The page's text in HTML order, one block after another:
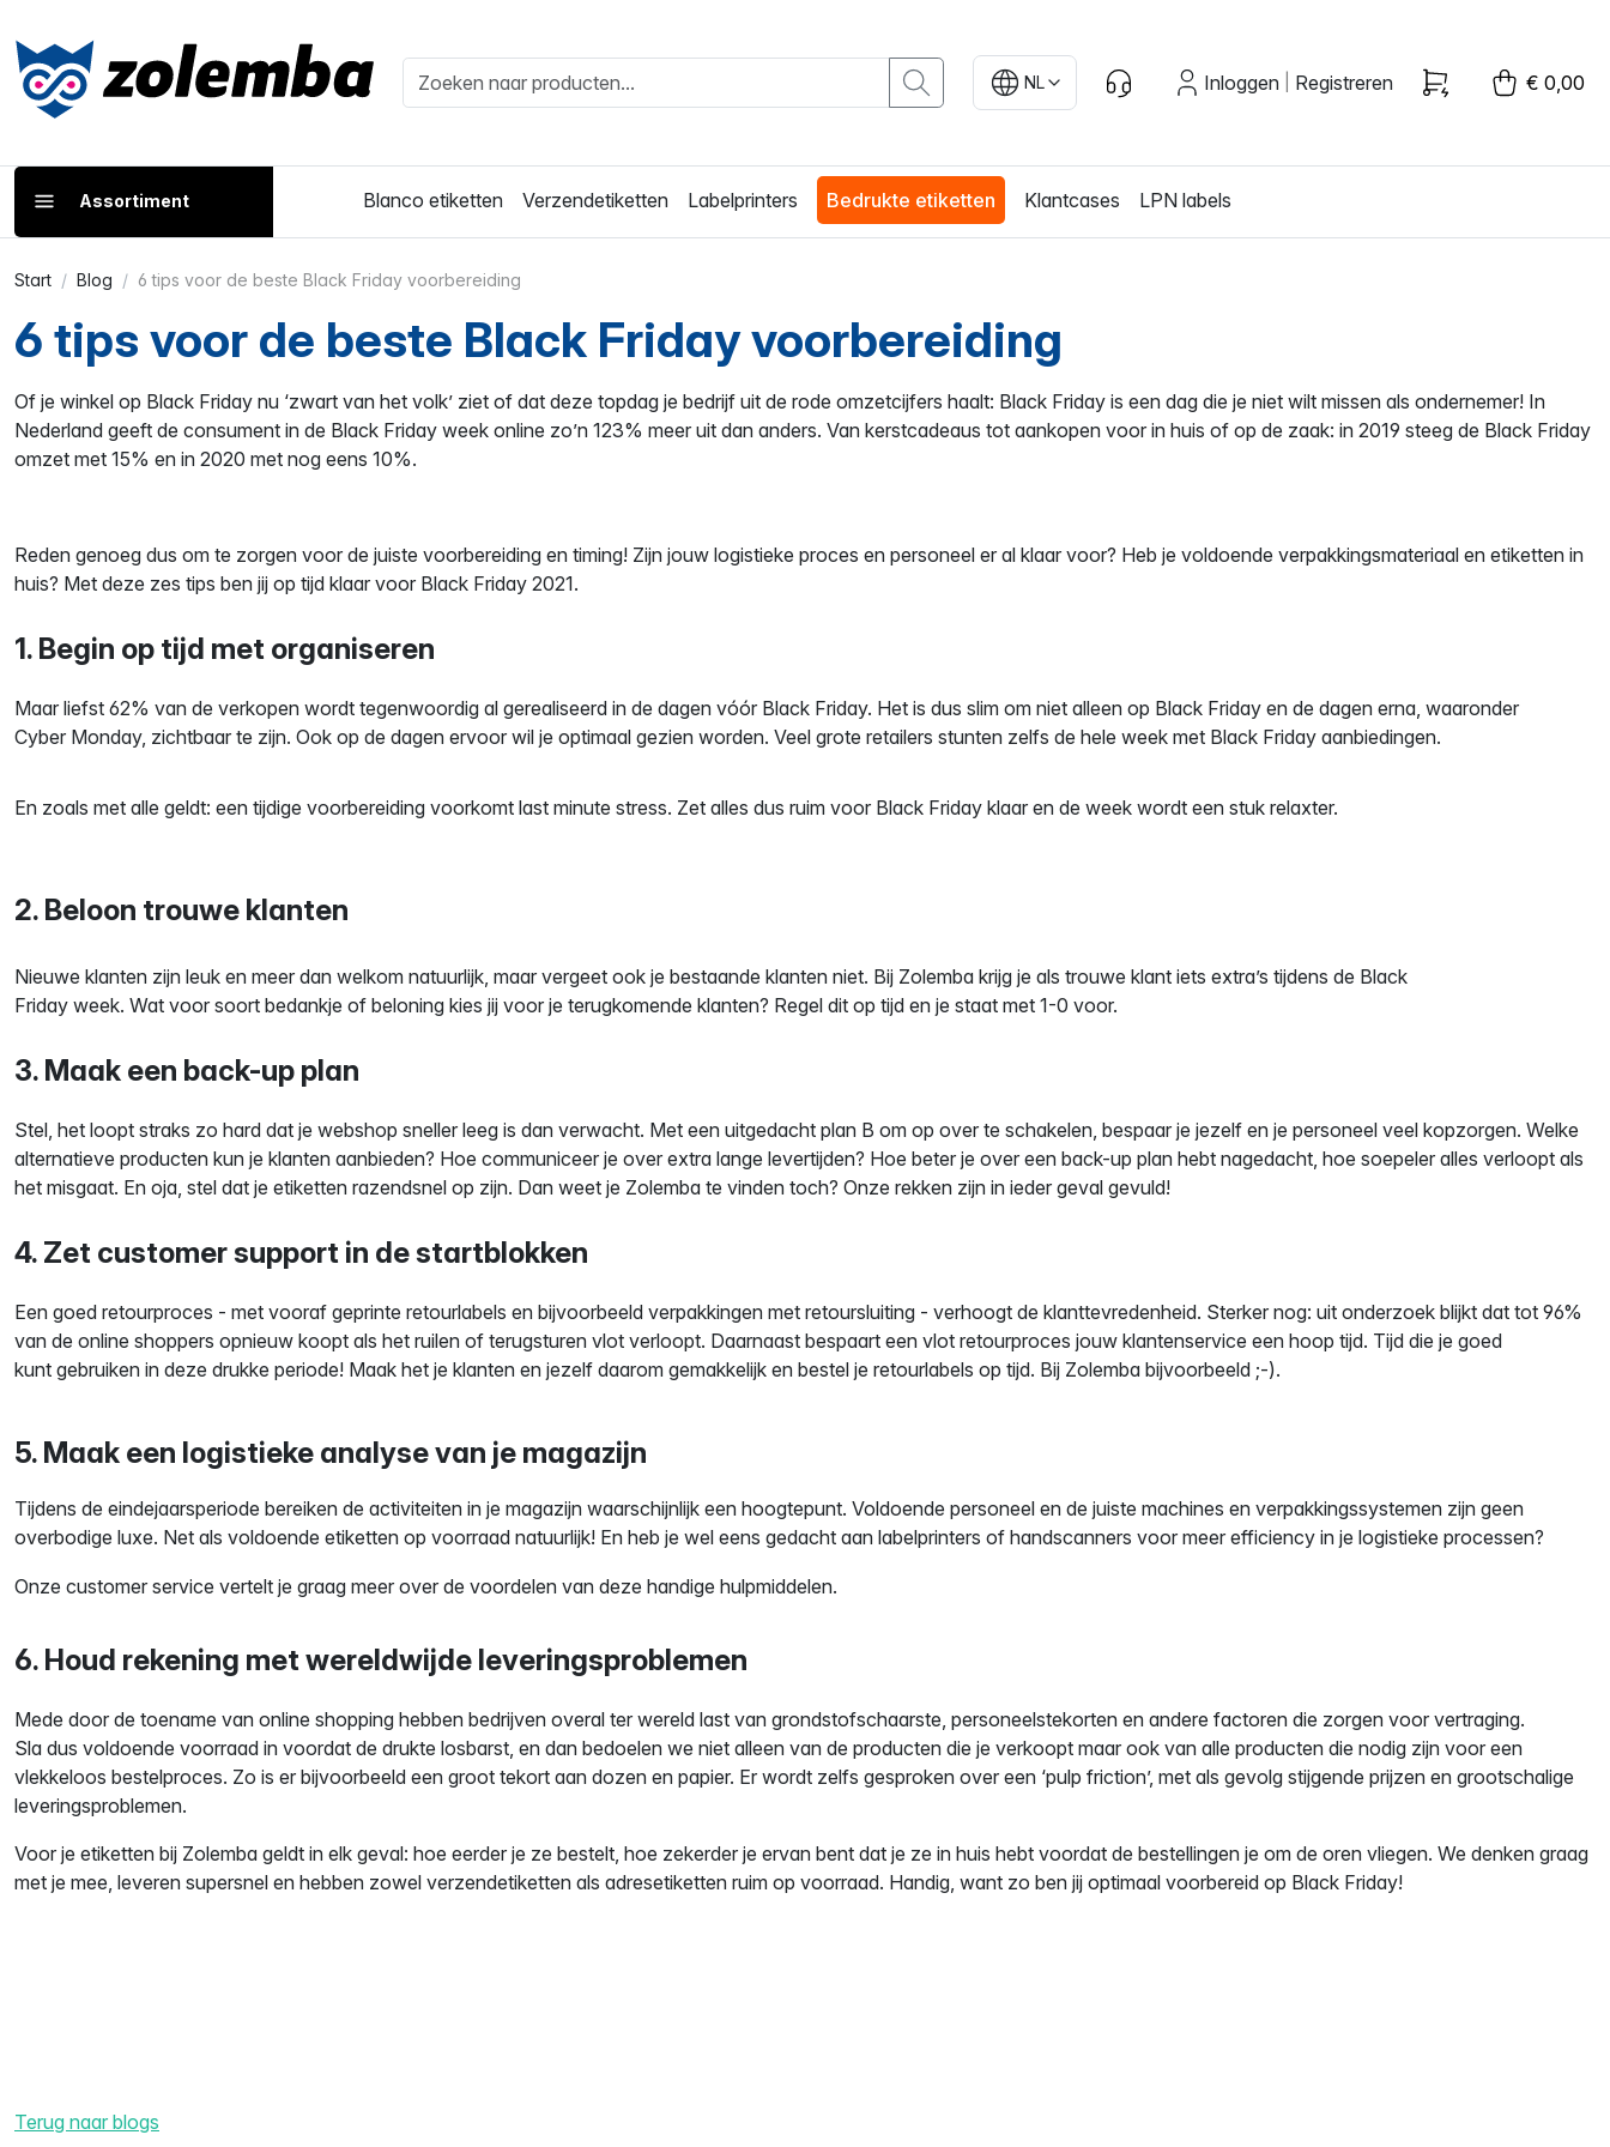
NL Inloggen Registreren € 0,00
Assortiment Blanco etiketten Verzendetiketten Labelprinters Bedrukte etiketten Klantcases LPN labels
Start Blog 6 tips voor de beste Black Friday voorbereiding
6 tips voor de beste Black Friday voorbereiding
Of je winkel op Black Friday nu ‘zwart van het volk’ ziet of dat deze topdag je bedrijf uit de rode omzetcijfers haalt: Black Friday is een dag die je niet wilt missen als ondernemer! In
Nederland geeft de consument in de Black Friday week online zo’n 123% meer uit dan anders. Van kerstcadeaus tot aankopen voor in huis of op de zaak: in 2019 steeg de Black Friday
omzet met 15% en in 2020 met nog eens 10%.
Reden genoeg dus om te zorgen voor de juiste voorbereiding en timing! Zijn jouw logistieke proces en personeel er al klaar voor? Heb je voldoende verpakkingsmateriaal en etiketten in
huis? Met deze zes tips ben jij op tijd klaar voor Black Friday 2021.
1. Begin op tijd met organiseren
Maar liefst 62% van de verkopen wordt tegenwoordig al gerealiseerd in de dagen vóór Black Friday. Het is dus slim om niet alleen op Black Friday en de dagen erna, waaronder
Cyber Monday, zichtbaar te zijn. Ook op de dagen ervoor wil je optimaal gezien worden. Veel grote retailers stunten zelfs de hele week met Black Friday aanbiedingen.
En zoals met alle geldt: een tijdige voorbereiding voorkomt last minute stress. Zet alles dus ruim voor Black Friday klaar en de week wordt een stuk relaxter.
2. Beloon trouwe klanten
Nieuwe klanten zijn leuk en meer dan welkom natuurlijk, maar vergeet ook je bestaande klanten niet. Bij Zolemba krijg je als trouwe klant iets extra’s tijdens de Black
Friday week. Wat voor soort bedankje of beloning kies jij voor je terugkomende klanten? Regel dit op tijd en je staat met 1-0 voor.
3. Maak een back-up plan
Stel, het loopt straks zo hard dat je webshop sneller leeg is dan verwacht. Met een uitgedacht plan B om op over te schakelen, bespaar je jezelf en je personeel veel kopzorgen. Welke
alternatieve producten kun je klanten aanbieden? Hoe communiceer je over extra lange levertijden? Hoe beter je over een back-up plan hebt nagedacht, hoe soepeler alles verloopt als
het misgaat. En oja, stel dat je etiketten razendsnel op zijn. Dan weet je Zolemba te vinden toch? Onze rekken zijn in ieder geval gevuld!
4. Zet customer support in de startblokken
Een goed retourproces - met vooraf geprinte retourlabels en bijvoorbeeld verpakkingen met retoursluiting - verhoogt de klanttevredenheid. Sterker nog: uit onderzoek blijkt dat tot 96%
van de online shoppers opnieuw koopt als het ruilen of terugsturen vlot verloopt. Daarnaast bespaart een vlot retourproces jouw klantenservice een hoop tijd. Tijd die je goed
kunt gebruiken in deze drukke periode! Maak het je klanten en jezelf daarom gemakkelijk en bestel je retourlabels op tijd. Bij Zolemba bijvoorbeeld ;-).
5. Maak een logistieke analyse van je magazijn
Tijdens de eindejaarsperiode bereiken de activiteiten in je magazijn waarschijnlijk een hoogtepunt. Voldoende personeel en de juiste machines en verpakkingssystemen zijn geen
overbodige luxe. Net als voldoende etiketten op voorraad natuurlijk! En heb je wel eens gedacht aan labelprinters of handscanners voor meer efficiency in je logistieke processen?
Onze customer service vertelt je graag meer over de voordelen van deze handige hulpmiddelen.
6. Houd rekening met wereldwijde leveringsproblemen
Mede door de toename van online shopping hebben bedrijven overal ter wereld last van grondstofschaarste, personeelstekorten en andere factoren die zorgen voor vertraging.
Sla dus voldoende voorraad in voordat de drukte losbarst, en dan bedoelen we niet alleen van de producten die je verkoopt maar ook van alle producten die nodig zijn voor een
vlekkeloos bestelproces. Zo is er bijvoorbeeld een groot tekort aan dozen en papier. Er wordt zelfs gesproken over een ‘pulp friction’, met als gevolg stijgende prijzen en grootschalige
leveringsproblemen.
Voor je etiketten bij Zolemba geldt in elk geval: hoe eerder je ze bestelt, hoe zekerder je ervan bent dat je ze in huis hebt voordat de bestellingen je om de oren vliegen. We denken graag
met je mee, leveren supersnel en hebben zowel verzendetiketten als adresetiketten ruim op voorraad. Handig, want zo ben jij optimaal voorbereid op Black Friday!
Terug naar blogs